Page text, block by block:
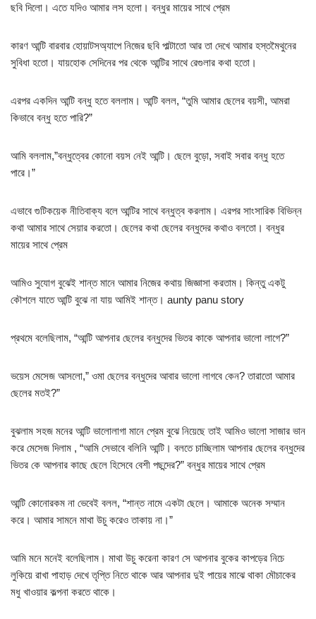
ছবি দিলো। এতে যদিও আমার লস হলো। বন্ধুর মায়ের সাথে প্রেম
কারণ আন্টি বারবার হোয়াটসঅ্যাপে নিজের ছবি পাল্টাতো আর তা দেখে আমার হস্তমৈথুনের
সুবিধা হতো। যায়হোক সেদিনের পর থেকে আন্টির সাথে রেগুলার কথা হতো।
এরপর একদিন আন্টি বন্ধু হতে বললাম। আন্টি বলল, “তুমি আমার ছেলের বয়সী, আমরা
কিভাবে বন্ধু হতে পারি?”
আমি বললাম,”বন্ধুত্বের কোনো বয়স নেই আন্টি। ছেলে বুড়ো, সবাই সবার বন্ধু হতে
পারে।”
এভাবে গুটিকয়েক নীতিবাক্য বলে আন্টির সাথে বন্ধুত্ব করলাম। এরপর সাংসারিক বিভিন্ন
কথা আমার সাথে সেয়ার করতো। ছেলের কথা ছেলের বন্ধুদের কথাও বলতো। বন্ধুর
মায়ের সাথে প্রেম
আমিও সুযোগ বুঝেই শান্ত মানে আমার নিজের কথায় জিজ্ঞাসা করতাম। কিন্তু একটু
কৌশলে যাতে আন্টি বুঝে না যায় আমিই শান্ত। aunty panu story
প্রথমে বলেছিলাম, “আন্টি আপনার ছেলের বন্ধুদের ভিতর কাকে আপনার ভালো লাগে?”
ভয়েস মেসেজ আসলো,” ওমা ছেলের বন্ধুদের আবার ভালো লাগবে কেন? তারাতো আমার
ছেলের মতই?”
বুঝলাম সহজ মনের আন্টি ভালোলাগা মানে প্রেম বুঝে নিয়েছে তাই আমিও ভালো সাজার ভান
করে মেসেজ দিলাম , “আমি সেভাবে বলিনি আন্টি। বলতে চাচ্ছিলাম আপনার ছেলের বন্ধুদের
ভিতর কে আপনার কাছে ছেলে হিসেবে বেশী পছন্দের?” বন্ধুর মায়ের সাথে প্রেম
আন্টি কোনোরকম না ভেবেই বলল, “শান্ত নামে একটা ছেলে। আমাকে অনেক সম্মান
করে। আমার সামনে মাথা উচু করেও তাকায় না।”
আমি মনে মনেই বলেছিলাম। মাথা উচু করেনা কারণ সে আপনার বুকের কাপড়ের নিচে
লুকিয়ে রাখা পাহাড় দেখে তৃপ্তি নিতে থাকে আর আপনার দুই পায়ের মাঝে থাকা মৌচাকের
মধু খাওয়ার কল্পনা করতে থাকে।